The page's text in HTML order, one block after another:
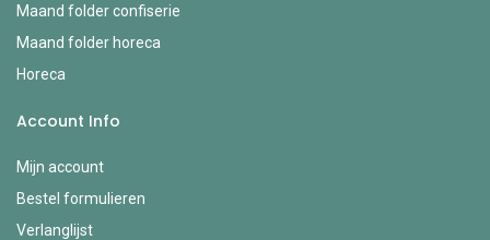
Maand folder confiserie
Maand folder horeca
Horeca
Account Info
Mijn account
Bestel formulieren
Verlanglijst